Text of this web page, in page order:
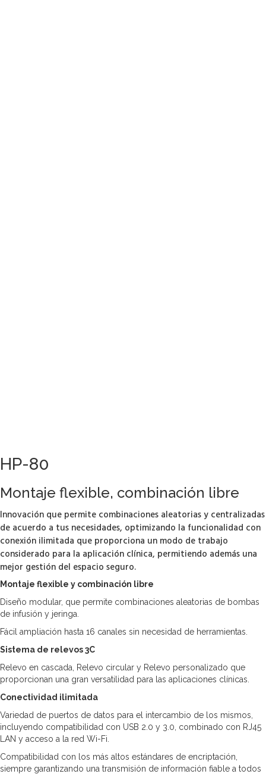
HP-80
Montaje flexible, combinación libre
Innovación que permite combinaciones aleatorias y centralizadas
de acuerdo a tus necesidades, optimizando la funcionalidad con
conexión ilimitada que proporciona un modo de trabajo
considerado para la aplicación clínica, permitiendo además una
mejor gestión del espacio seguro.
Montaje flexible y combinación libre
Diseño modular, que permite combinaciones aleatorias de bombas
de infusión y jeringa.
Fácil ampliación hasta 16 canales sin necesidad de herramientas.
Sistema de relevos 3C
Relevo en cascada, Relevo circular y Relevo personalizado que
proporcionan una gran versatilidad para las aplicaciones clínicas.
Conectividad ilimitada
Variedad de puertos de datos para el intercambio de los mismos,
incluyendo compatibilidad con USB 2.0 y 3.0, combinado con RJ45
LAN y acceso a la red Wi-Fi.
Compatibilidad con los más altos estándares de encriptación,
siempre garantizando una transmisión de información fiable a todos